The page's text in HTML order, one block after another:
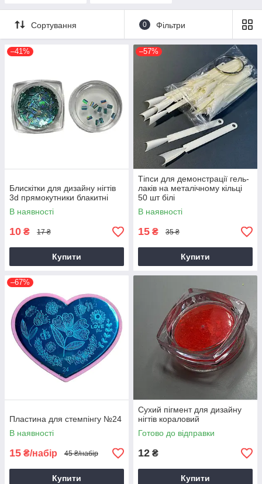
Сортування 0 Фільтри
–41%
Блискітки для дизайну нігтів
3d прямокутники блакитні
В наявності
10 ₴ 17 ₴
Купити
–57%
Тіпси для демонстрації гель-
лаків на металічному кільці
50 шт білі
В наявності
15 ₴ 35 ₴
Купити
–67%
Пластина для стемпінгу №24
В наявності
15 ₴/набір 45 ₴/набір
Купити
Сухий пігмент для дизайну
нігтів кораловий
Готово до відправки
12 ₴
Купити